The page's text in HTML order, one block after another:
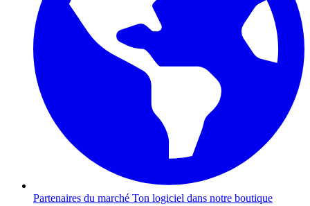
Partenaires du marché Ton logiciel dans notre boutique